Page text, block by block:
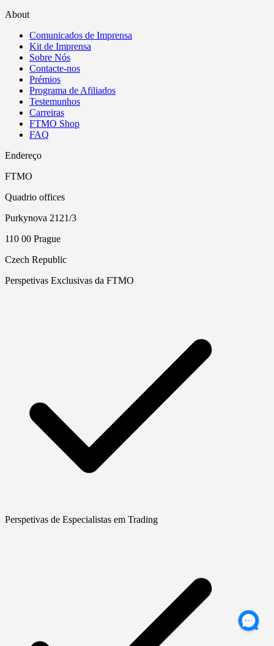
About
Comunicados de Imprensa
Kit de Imprensa
Sobre Nós
Contacte-nos
Prémios
Programa de Afiliados
Testemunhos
Carreiras
FTMO Shop
FAQ
Endereço
FTMO
Quadrio offices
Purkynova 2121/3
110 00 Prague
Czech Republic
Perspetivas Exclusivas da FTMO
Perspetivas de Especialistas em Trading